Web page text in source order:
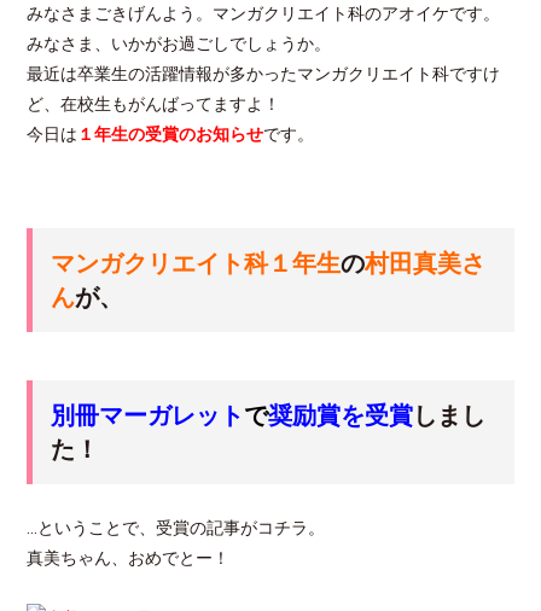
みなさまごきげんよう。マンガクリエイト科のアオイケです。
みなさま、いかがお過ごしでしょうか。
最近は卒業生の活躍情報が多かったマンガクリエイト科ですけ
ど、在校生もがんばってますよ！
今日は １年生の受賞のお知らせです。
マンガクリエイト科１年生の村田真美さ
んが、
別冊マーガレット で奨励賞を受賞しまし
た！
…ということで、受賞の記事がコチラ。
真美ちゃん、おめでとー！